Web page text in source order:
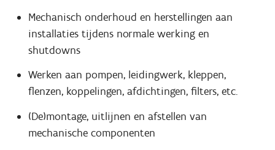
Mechanisch onderhoud en herstellingen aan
installaties tijdens normale werking en
shutdowns
Werken aan pompen, leidingwerk, kleppen,
flenzen, koppelingen, afdichtingen, filters, etc.
(De)montage, uitlijnen en afstellen van
mechanische componenten